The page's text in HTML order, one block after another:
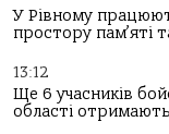
У Рівному
простору пам’яті
13:12
Ще 6 учасників
області